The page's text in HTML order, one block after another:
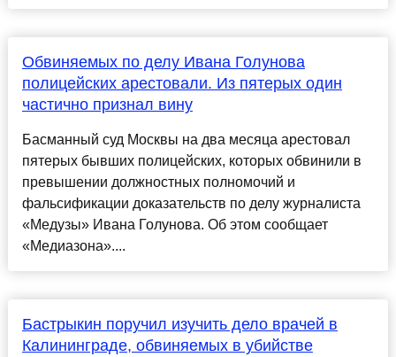
Обвиняемых по делу Ивана Голунова
полицейских арестовали. Из пятерых один
частично признал вину
Басманный суд Москвы на два месяца арестовал
пятерых бывших полицейских, которых обвинили в
превышении должностных полномочий и
фальсификации доказательств по делу журналиста
«Медузы» Ивана Голунова. Об этом сообщает
«Медиазона»....
Бастрыкин поручил изучить дело врачей в
Калининграде, обвиняемых в убийстве